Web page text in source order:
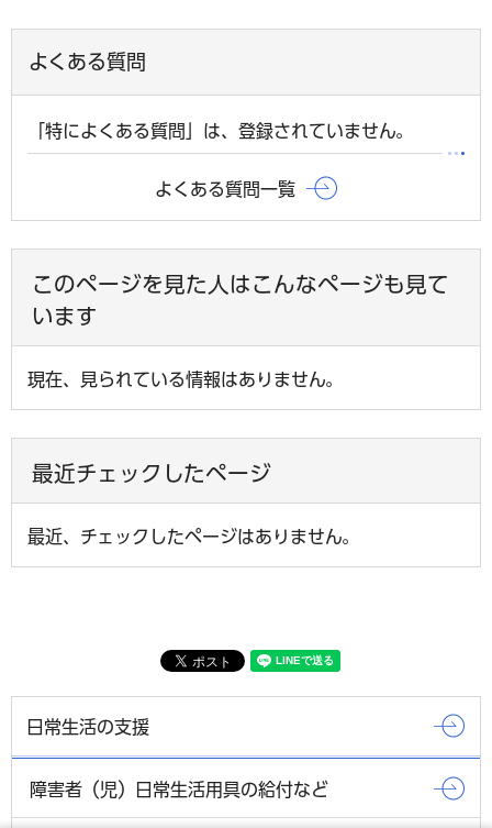
よくある質問
「特によくある質問」は、登録されていません。
よくある質問一覧
このページを見た人はこんなページも見て
います
現在、見られている情報はありません。
最近チェックしたページ
最近、チェックしたページはありません。
日常生活の支援
障害者（児）日常生活用具の給付など